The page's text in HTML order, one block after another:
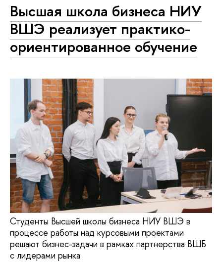
Высшая школа бизнеса НИУ
ВШЭ реализует практико-
ориентированное обучение
Студенты Высшей школы бизнеса НИУ ВШЭ в
процессе работы над курсовыми проектами
решают бизнес-задачи в рамках партнерства ВШБ
с лидерами рынка